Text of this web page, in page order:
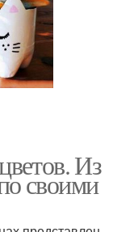
Из
своими